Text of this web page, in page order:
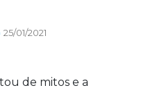
25/01/2021
de mitos e a